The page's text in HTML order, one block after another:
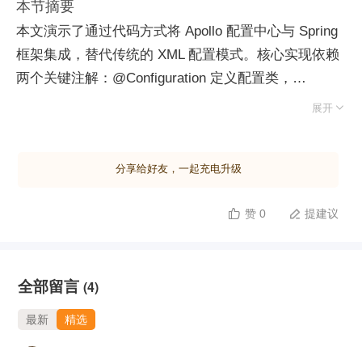
本节摘要
本文演示了通过代码方式将 Apollo 配置中心与 Spring
框架集成，替代传统的 XML 配置模式。核心实现依赖
两个关键注解：@Configuration 定义配置类，
@EnableApolloConfig 启用 Apollo 客户端功能。通过
级，实现多环境配置的灵活管理。 实验展示了配置值
动扫描并初始化上下文，将 Apollo 中的最新配置值绑
更，自动更新内存中的 Bean 属性值，无需重启应用或
手动编写刷新逻辑。此外，系统支持复杂数据类型的自
展开 
分享给好友，一起充电升级
 赞 0  提建议
全部留言 (4)
最新 精选